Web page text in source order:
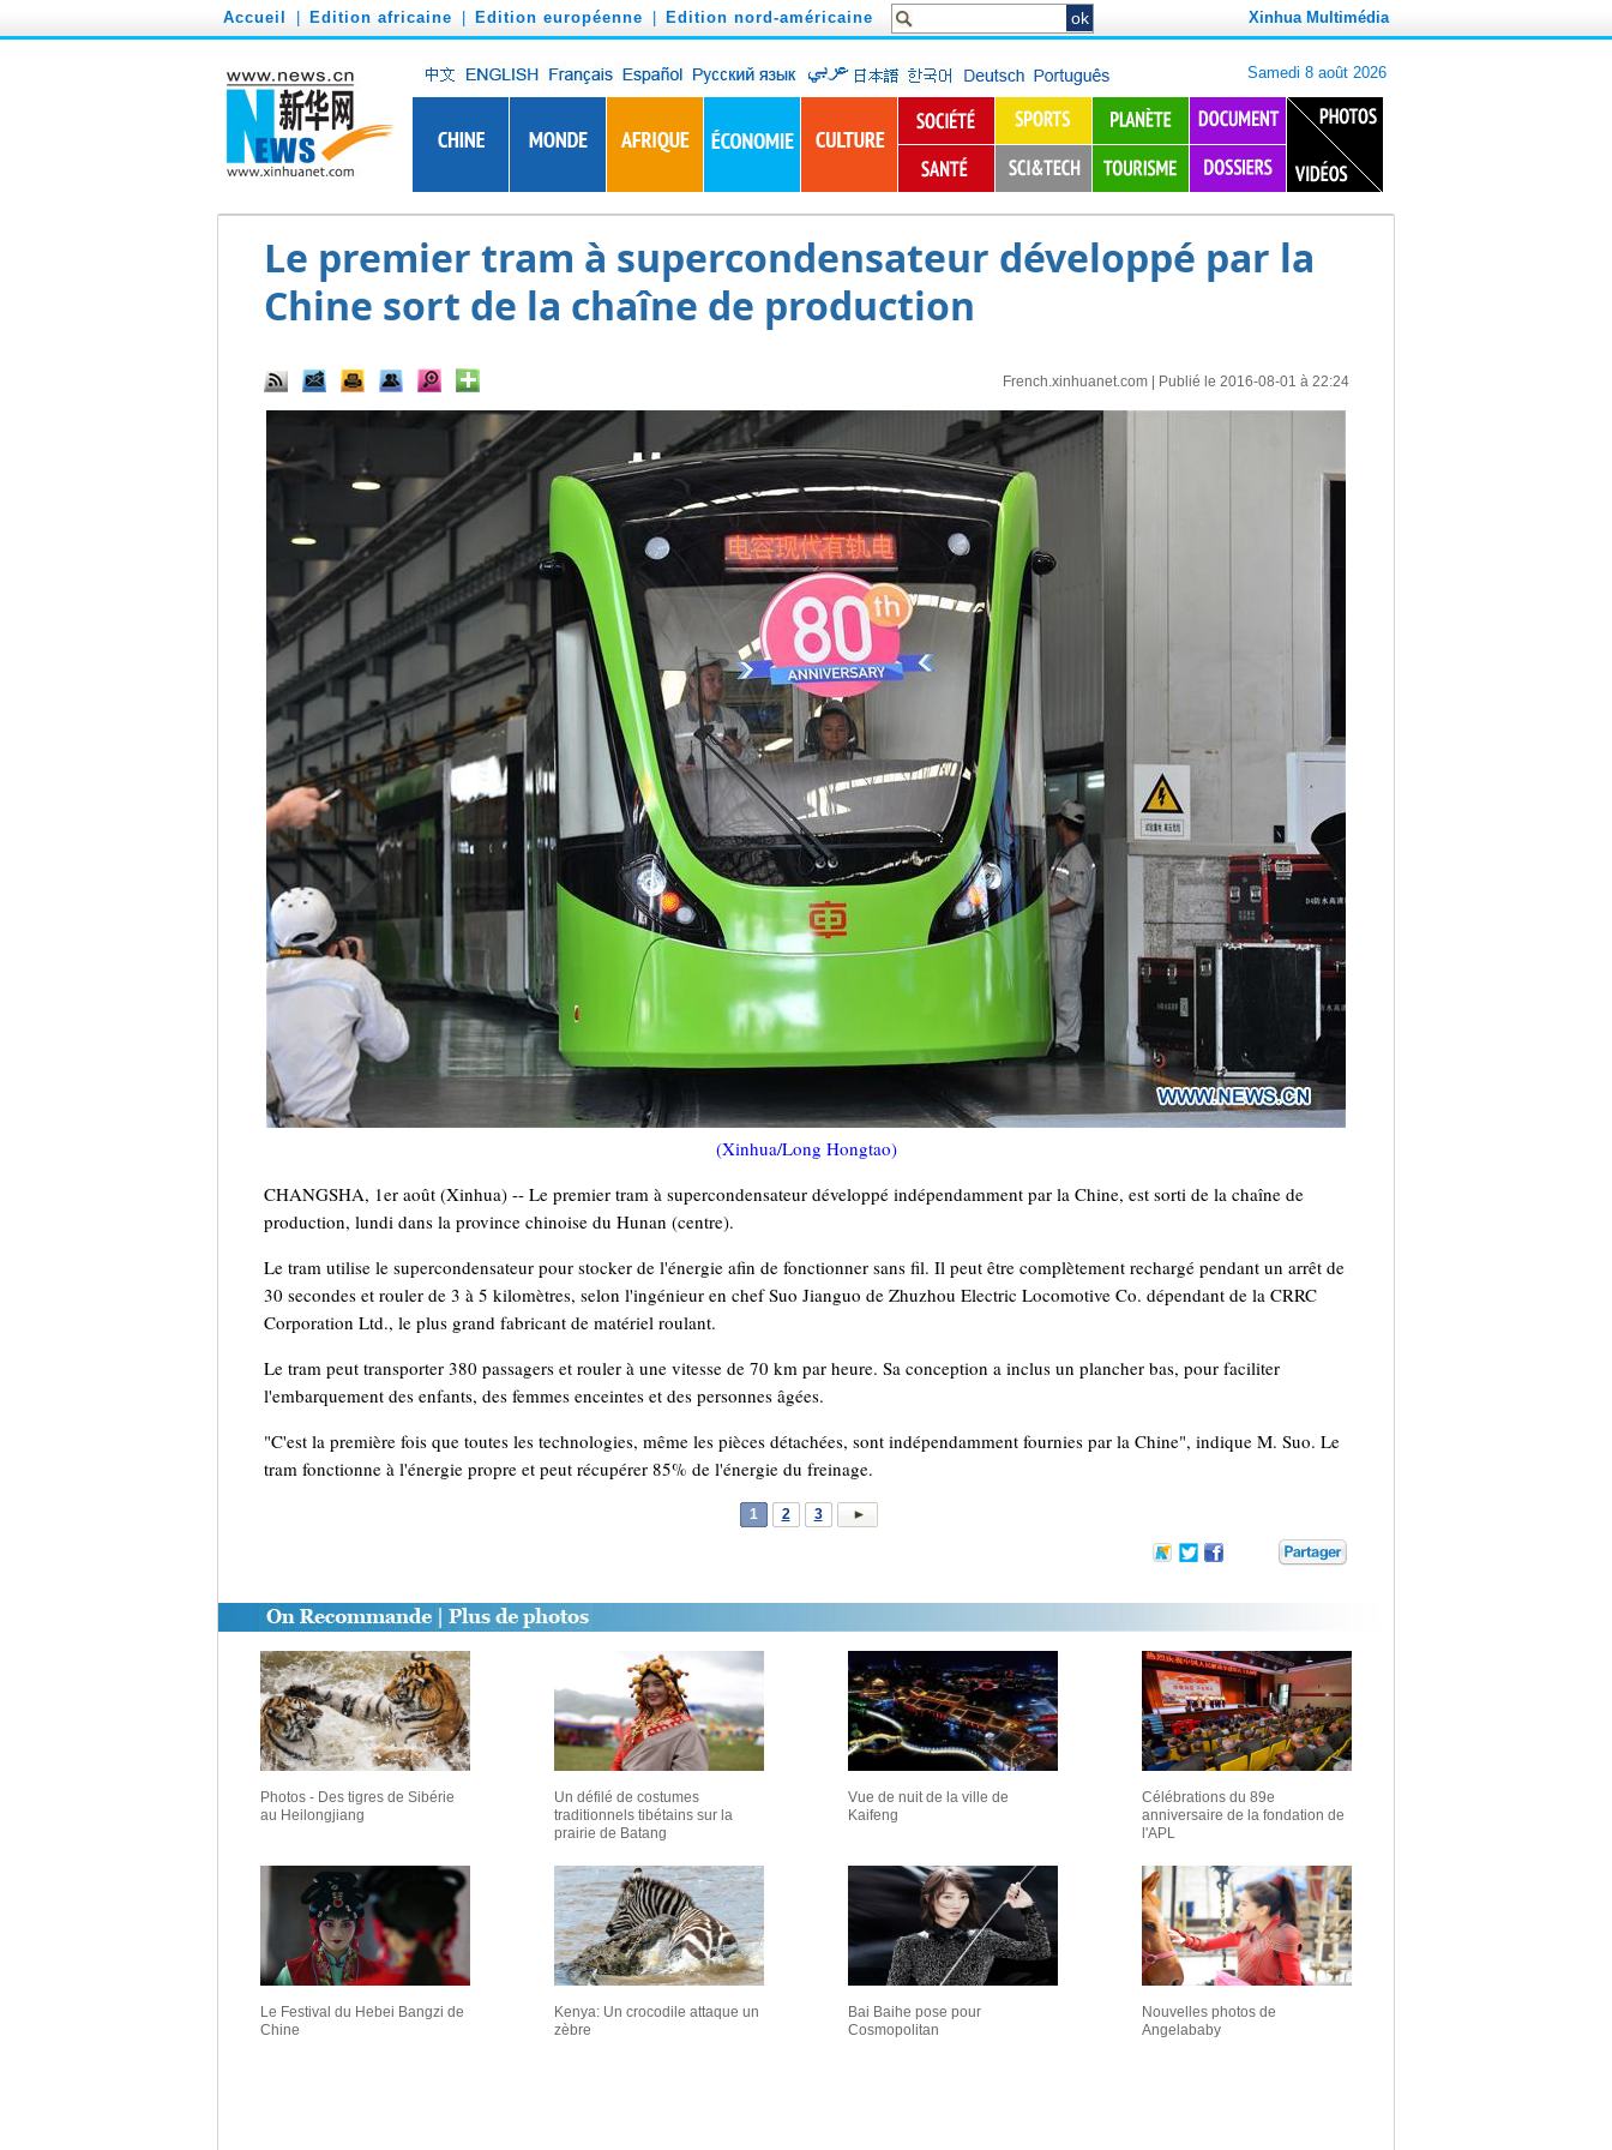
Accueil Edition africaine Edition européenne Edition nord-américaine Xinhua Multimédia
Le premier tram à supercondensateur développé par la
Chine sort de la chaîne de production
French.xinhuanet.com| Publié le 2016-08-01 à 22:24
(Xinhua/Long Hongtao)
CHANGSHA, 1er août (Xinhua) -- Le premier tram à supercondensateur développé indépendamment par la Chine, est sorti de la chaîne de
production, lundi dans la province chinoise du Hunan (centre).
Le tram utilise le supercondensateur pour stocker de l'énergie afin de fonctionner sans fil. Il peut être complètement rechargé pendant un arrêt de
30 secondes et rouler de 3 à 5 kilomètres, selon l'ingénieur en chef Suo Jianguo de Zhuzhou Electric Locomotive Co. dépendant de la CRRC
Corporation Ltd., le plus grand fabricant de matériel roulant.
Le tram peut transporter 380 passagers et rouler à une vitesse de 70 km par heure. Sa conception a inclus un plancher bas, pour faciliter
l'embarquement des enfants, des femmes enceintes et des personnes âgées.
"C'est la première fois que toutes les technologies, même les pièces détachées, sont indépendamment fournies par la Chine", indique M. Suo. Le
tram fonctionne à l'énergie propre et peut récupérer 85% de l'énergie du freinage.
1 2 3
Photos - Des tigres de Sibérie
au Heilongjiang
Un défilé de costumes
traditionnels tibétains sur la
prairie de Batang
Vue de nuit de la ville de
Kaifeng
Célébrations du 89e
anniversaire de la fondation de
l'APL
Le Festival du Hebei Bangzi de
Chine
Kenya: Un crocodile attaque un
zèbre
Bai Baihe pose pour
Cosmopolitan
Nouvelles photos de
Angelababy